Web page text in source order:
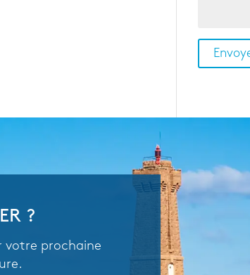
?
votre prochaine